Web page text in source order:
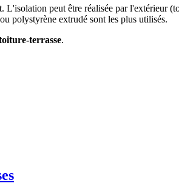
peut être réalisée par l'extérieur
polystyrène extrudé sont les plus utilisés.
terrasse.